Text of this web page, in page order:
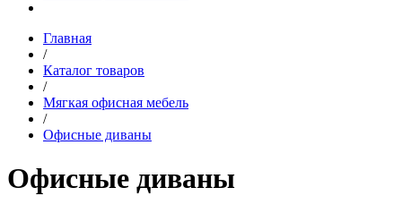
Главная
/
Каталог товаров
/
Мягкая офисная мебель
/
Офисные диваны
Офисные диваны